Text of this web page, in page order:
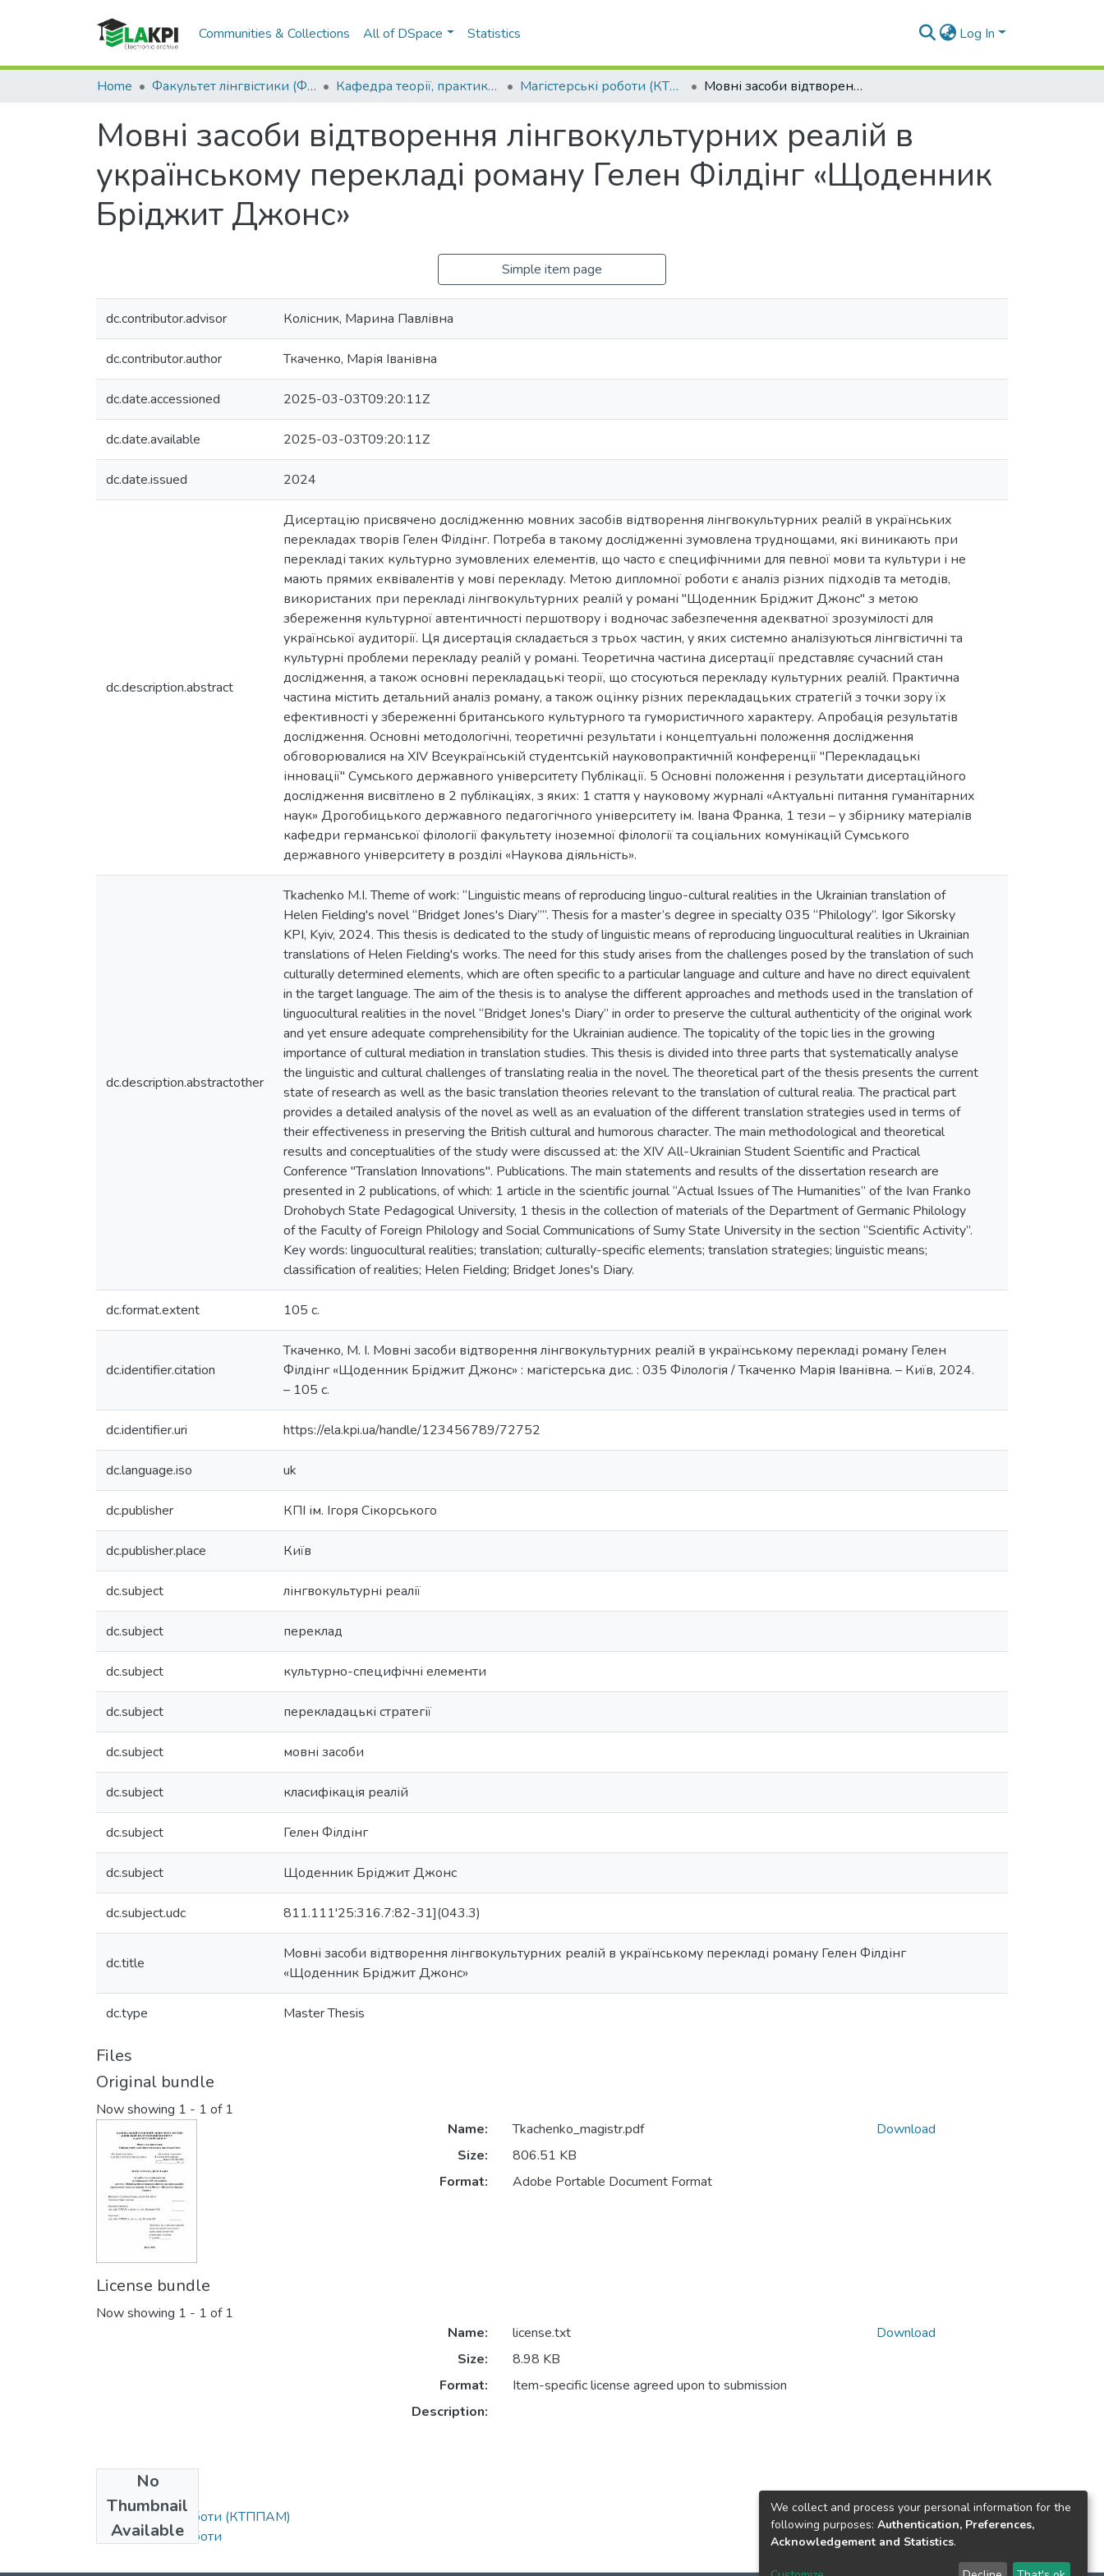
Communities & Collections All of DSpace Statistics Log In
Home Факультет лінгвістики (ФЛ) Кафедра теорії, практики та перекладу англійської мови (КТППАМ) Магістерські роботи (КТППАМ) Мовні засоби відтворення лінгвокультурних реалій в українському перекладі роману Гелен Філдінг «Щоденник Бріджит Джонс»
Мовні засоби відтворення лінгвокультурних реалій в
українському перекладі роману Гелен Філдінг «Щоденник
Бріджит Джонс»
Simple item page
dc.contributor.advisor Колісник, Марина Павлівна
dc.contributor.author Ткаченко, Марія Іванівна
dc.date.accessioned 2025-03-03T09:20:11Z
dc.date.available 2025-03-03T09:20:11Z
dc.date.issued 2024
dc.description.abstract
Дисертацію присвячено дослідженню мовних засобів відтворення лінгвокультурних реалій в українських
перекладах творів Гелен Філдінг. Потреба в такому дослідженні зумовлена труднощами, які виникають при
перекладі таких культурно зумовлених елементів, що часто є специфічними для певної мови та культури і не
мають прямих еквівалентів у мові перекладу. Метою дипломної роботи є аналіз різних підходів та методів,
використаних при перекладі лінгвокультурних реалій у романі "Щоденник Бріджит Джонс" з метою
збереження культурної автентичності першотвору і водночас забезпечення адекватної зрозумілості для
української аудиторії. Ця дисертація складається з трьох частин, у яких системно аналізуються лінгвістичні та
культурні проблеми перекладу реалій у романі. Теоретична частина дисертації представляє сучасний стан
дослідження, а також основні перекладацькі теорії, що стосуються перекладу культурних реалій. Практична
частина містить детальний аналіз роману, а також оцінку різних перекладацьких стратегій з точки зору їх
ефективності у збереженні британського культурного та гумористичного характеру. Апробація результатів
дослідження. Основні методологічні, теоретичні результати і концептуальні положення дослідження
обговорювалися на ХІV Всеукраїнській студентській науковопрактичній конференції "Перекладацькі
інновації" Сумського державного університету Публікації. 5 Основні положення і результати дисертаційного
дослідження висвітлено в 2 публікаціях, з яких: 1 стаття у науковому журналі «Актуальні питання гуманітарних
наук» Дрогобицького державного педагогічного університету ім. Івана Франка, 1 тези – у збірнику матеріалів
кафедри германської філології факультету іноземної філології та соціальних комунікацій Сумського
державного університету в розділі «Наукова діяльність».
dc.description.abstractother
Tkachenko M.I. Theme of work: “Linguistic means of reproducing linguo-cultural realities in the Ukrainian translation of
Helen Fielding's novel “Bridget Jones's Diary””. Thesis for a master’s degree in specialty 035 “Philology”. Igor Sikorsky
KPI, Kyiv, 2024. This thesis is dedicated to the study of linguistic means of reproducing linguocultural realities in Ukrainian
translations of Helen Fielding's works. The need for this study arises from the challenges posed by the translation of such
culturally determined elements, which are often specific to a particular language and culture and have no direct equivalent
in the target language. The aim of the thesis is to analyse the different approaches and methods used in the translation of
linguocultural realities in the novel “Bridget Jones's Diary” in order to preserve the cultural authenticity of the original work
and yet ensure adequate comprehensibility for the Ukrainian audience. The topicality of the topic lies in the growing
importance of cultural mediation in translation studies. This thesis is divided into three parts that systematically analyse
the linguistic and cultural challenges of translating realia in the novel. The theoretical part of the thesis presents the current
state of research as well as the basic translation theories relevant to the translation of cultural realia. The practical part
provides a detailed analysis of the novel as well as an evaluation of the different translation strategies used in terms of
their effectiveness in preserving the British cultural and humorous character. The main methodological and theoretical
results and conceptualities of the study were discussed at: the XIV All-Ukrainian Student Scientific and Practical
Conference "Translation Innovations". Publications. The main statements and results of the dissertation research are
presented in 2 publications, of which: 1 article in the scientific journal “Actual Issues of The Humanities” of the Ivan Franko
Drohobych State Pedagogical University, 1 thesis in the collection of materials of the Department of Germanic Philology
of the Faculty of Foreign Philology and Social Communications of Sumy State University in the section “Scientific Activity”.
Key words: linguocultural realities; translation; culturally-specific elements; translation strategies; linguistic means;
classification of realities; Helen Fielding; Bridget Jones's Diary.
dc.format.extent 105 с.
dc.identifier.citation
Ткаченко, М. І. Мовні засоби відтворення лінгвокультурних реалій в українському перекладі роману Гелен
Філдінг «Щоденник Бріджит Джонс» : магістерська дис. : 035 Філологія / Ткаченко Марія Іванівна. – Київ, 2024.
– 105 с.
dc.identifier.uri https://ela.kpi.ua/handle/123456789/72752
dc.language.iso uk
dc.publisher КПІ ім. Ігоря Сікорського
dc.publisher.place Київ
dc.subject лінгвокультурні реалії
dc.subject переклад
dc.subject культурно-специфічні елементи
dc.subject перекладацькі стратегії
dc.subject мовні засоби
dc.subject класифікація реалій
dc.subject Гелен Філдінг
dc.subject Щоденник Бріджит Джонс
dc.subject.udc 811.111'25:316.7:82-31](043.3)
dc.title
Мовні засоби відтворення лінгвокультурних реалій в українському перекладі роману Гелен Філдінг
«Щоденник Бріджит Джонс»
dc.type Master Thesis
Files
Original bundle
Now showing 1 - 1 of 1
Name:
Tkachenko_magistr.pdf
Size:
806.51 KB
Format:
Adobe Portable Document Format
Download
License bundle
Now showing 1 - 1 of 1
No
Thumbnail
Available
Name:
license.txt
Size:
8.98 KB
Format:
Item-specific license agreed upon to submission
Description:
Download
Collections
Магістерські роботи (КТППАМ)
Магістерські роботи
We collect and process your personal information for the
following purposes: Authentication, Preferences,
Acknowledgement and Statistics.